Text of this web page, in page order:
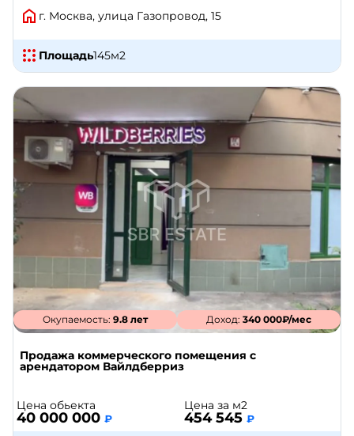
г. Москва, улица Газопровод, 15
Площадь145м2
Окупаемость: 9.8 лет Доход:340 000₽/мес
Продажа коммерческого помещения с
арендатором Вайлдберриз
Цена обьекта
40 000 000 ₽
Цена за м2
454 545 ₽